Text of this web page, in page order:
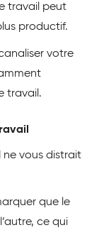
travail peut
productif.
votre
travail.
ne vous distrait
que le
ce qui